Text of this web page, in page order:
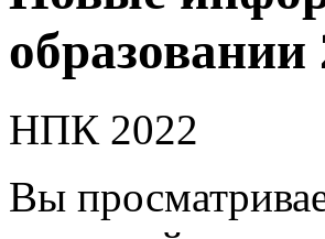
образовании
НПК 2022
Вы